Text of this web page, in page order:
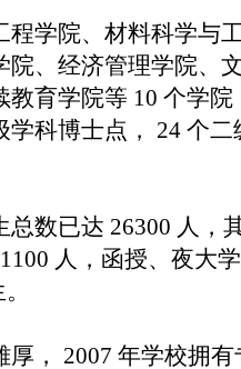
程学院、材料科学与
院、经济管理学院、
教育学院等 10 个学
学科博士点， 24 个
总数已达 26300 人，
人，函授、夜大
厚， 2007 年学校拥